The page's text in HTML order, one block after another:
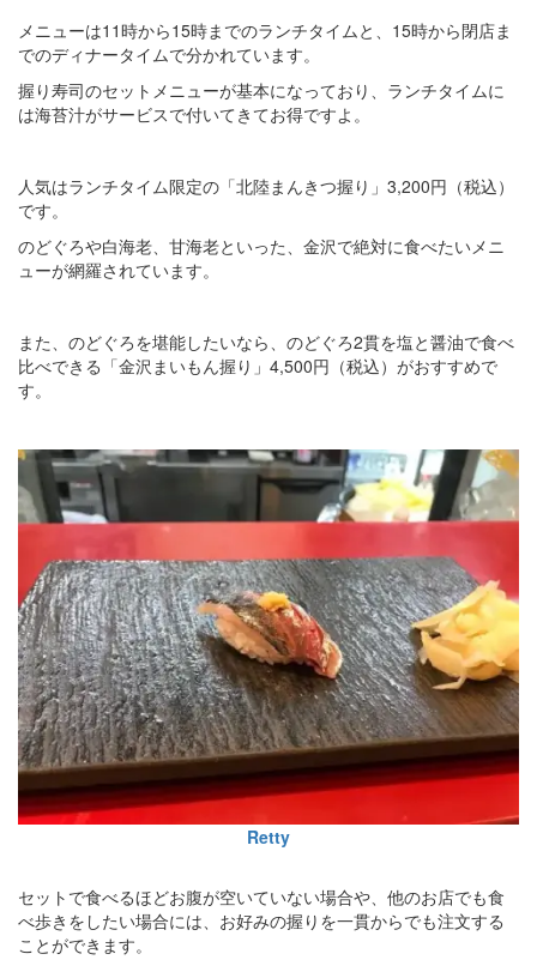
メニューは11時から15時までのランチタイムと、15時から閉店ま
でのディナータイムで分かれています。
握り寿司のセットメニューが基本になっており、ランチタイムに
は海苔汁がサービスで付いてきてお得ですよ。
人気はランチタイム限定の「北陸まんきつ握り」3,200円（税込）
です。
のどぐろや白海老、甘海老といった、金沢で絶対に食べたいメニ
ューが網羅されています。
また、のどぐろを堪能したいなら、のどぐろ2貫を塩と醤油で食べ
比べできる「金沢まいもん握り」4,500円（税込）がおすすめで
す。
Retty
セットで食べるほどお腹が空いていない場合や、他のお店でも食
べ歩きをしたい場合には、お好みの握りを一貫からでも注文する
ことができます。